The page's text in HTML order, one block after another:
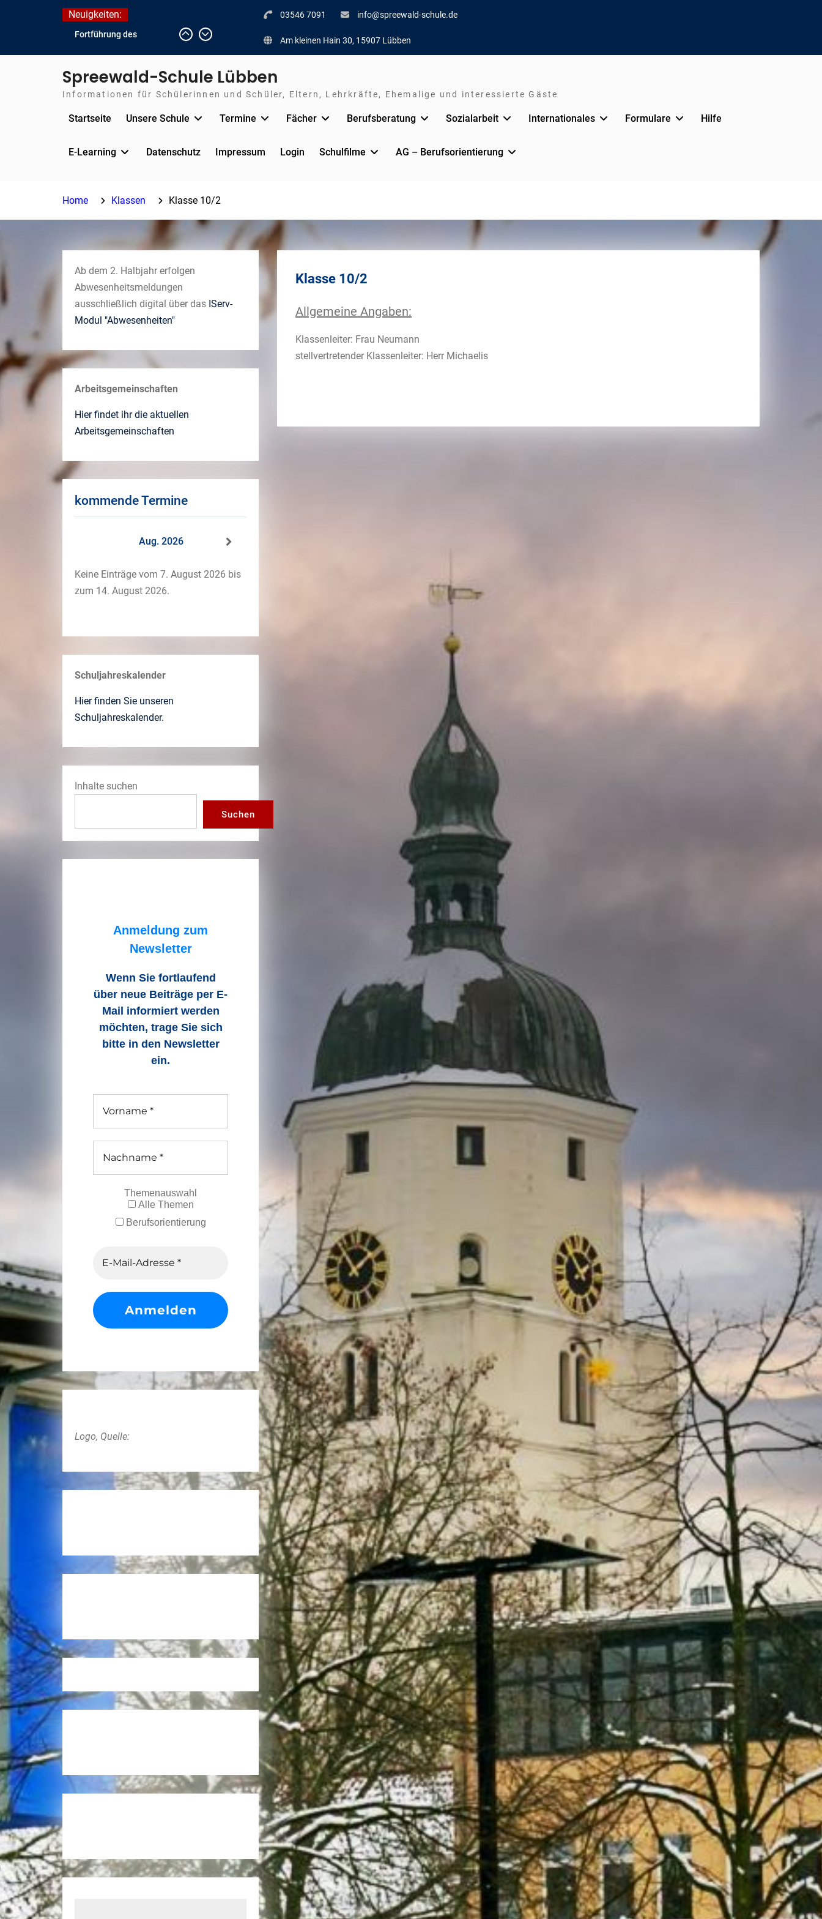
Neuigkeiten:
Fortführung des
Temperaturen (22.06. bis
voraussichtlich zum
Journalismus hautnah
Lübbener Insellauf 2026
03546 7091 info@spreewald-schule.de
Am kleinen Hain 30, 15907 Lübben
Spreewald-Schule Lübben
Informationen für Schülerinnen und Schüler, Eltern, Lehrkräfte, Ehemalige und interessierte Gäste
Startseite Unsere Schule Termine Fächer Berufsberatung Sozialarbeit Internationales Formulare Hilfe
E-Learning Datenschutz Impressum Login Schulfilme AG – Berufsorientierung
Home Klassen Klasse 10/2
Klasse 10/2
Allgemeine Angaben:
Klassenleiter: Frau Neumann
stellvertretender Klassenleiter: Herr Michaelis
Ab dem 2. Halbjahr erfolgen
Abwesenheitsmeldungen
ausschließlich digital über das IServ-
Modul "Abwesenheiten"
Arbeitsgemeinschaften
Hier findet ihr die aktuellen
Arbeitsgemeinschaften
kommende Termine
Aug. 2026
Keine Einträge vom 7. August 2026 bis
zum 14. August 2026.
Schuljahreskalender
Hier finden Sie unseren
Schuljahreskalender.
Inhalte suchen
Suchen
Anmeldung zum
Newsletter
Wenn Sie fortlaufend
über neue Beiträge per E-
Mail informiert werden
möchten, trage Sie sich
bitte in den Newsletter
ein.
Themenauswahl
Alle Themen
Berufsorientierung
Logo, Quelle: